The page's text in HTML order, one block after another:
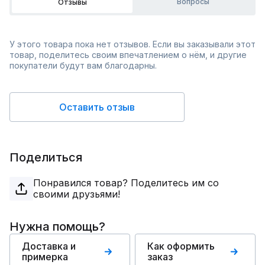
Отзывы
У этого товара пока нет отзывов. Если вы заказывали этот
товар, поделитесь своим впечатлением о нём, и другие
покупатели будут вам благодарны.
Оставить отзыв
Поделиться
Понравился товар? Поделитесь им со
своими друзьями!
Нужна помощь?
Доставка и
примерка
Как оформить
заказ